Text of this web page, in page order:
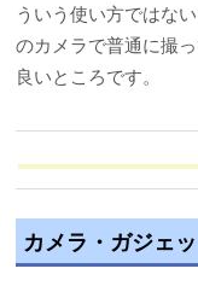
ういう使い方ではな
のカメラで普通に撮
良いところです。
カメラ・ガジェ